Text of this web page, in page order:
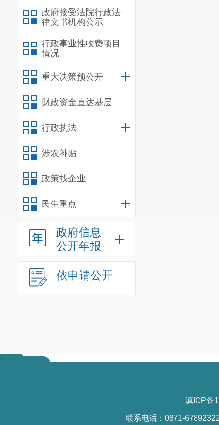
政府接受法院行政法
律文书机构公示
行政事业性收费项目
情况
重大决策预公开
财政资金直达基层
行政执法
涉农补贴
政策找企业
民生重点
政府信息
公开年报
依申请公开
>
滇ICP备
联系电话：0871-